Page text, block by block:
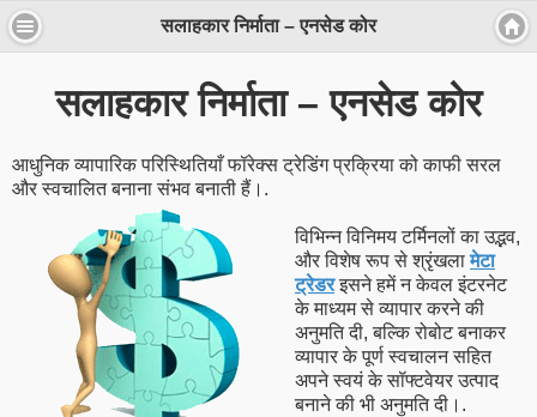
सलाहकार निर्माता – एनसेड कोर
सलाहकार निर्माता – एनसेड कोर
आधुनिक व्यापारिक परिस्थितियाँ फॉरेक्स ट्रेडिंग प्रक्रिया को काफी सरल
और स्वचालित बनाना संभव बनाती हैं।.
विभिन्न विनिमय टर्मिनलों का उद्भव,
और विशेष रूप से श्रृंखलामेटा
ट्रेडरइसने हमें न केवल इंटरनेट
के माध्यम से व्यापार करने की
अनुमति दी, बल्कि रोबोट बनाकर
व्यापार के पूर्ण स्वचालन सहित
अपने स्वयं के सॉफ्टवेयर उत्पाद
बनाने की भी अनुमति दी।.